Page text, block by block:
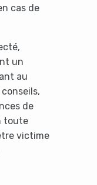
cas de
un
au
de
toute
victime